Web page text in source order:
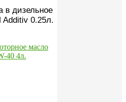
в дизельное
Additiv 0.25л.